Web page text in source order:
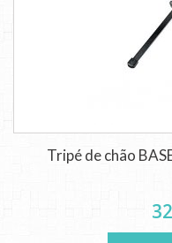
Tripé de chão